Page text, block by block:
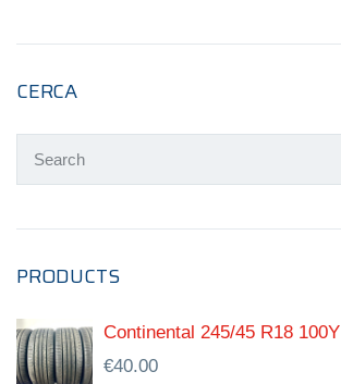
CERCA
PRODUCTS
Continental 245/45 R18 100Y
€40.00